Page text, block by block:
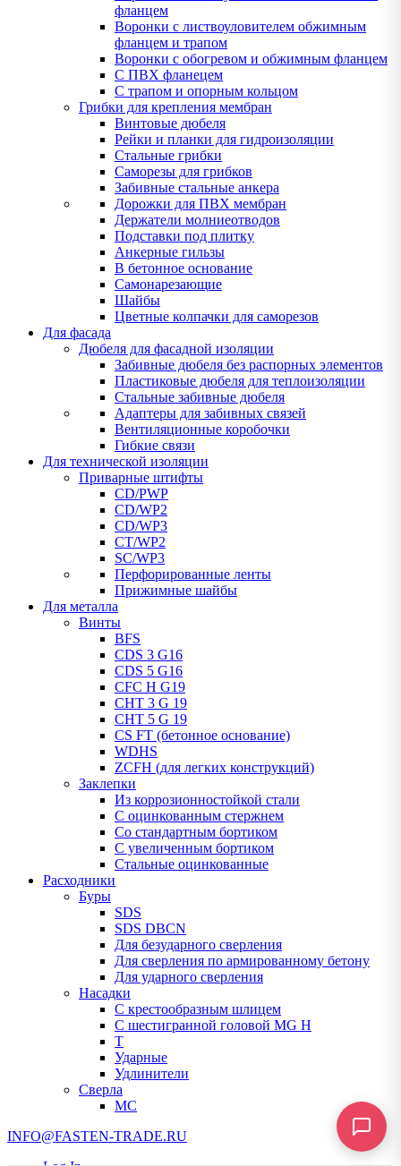
фланцем
Воронки с листвоуловителем обжимным
фланцем и трапом
Воронки с обогревом и обжимным фланцем
С ПВХ фланецем
С трапом и опорным кольцом
Грибки для крепления мембран
Винтовые дюбеля
Рейки и планки для гидроизоляции
Стальные грибки
Саморезы для грибков
Забивные стальные анкера
Дорожки для ПВХ мембран
Держатели молниеотводов
Подставки под плитку
Анкерные гильзы
В бетонное основание
Самонарезающие
Шайбы
Цветные колпачки для саморезов
Для фасада
Дюбеля для фасадной изоляции
Забивные дюбеля без распорных элементов
Пластиковые дюбеля для теплоизоляции
Стальные забивные дюбеля
Адаптеры для забивных связей
Вентиляционные коробочки
Гибкие связи
Для технической изоляции
Приварные штифты
CD/PWP
CD/WP2
CD/WP3
CT/WP2
SC/WP3
Перфорированные ленты
Прижимные шайбы
Для металла
Винты
BFS
CDS 3 G16
CDS 5 G16
CFC H G19
CHT 3 G 19
CHT 5 G 19
CS FT (бетонное основание)
WDHS
ZCFH (для легких конструкций)
Заклепки
Из коррозионностойкой стали
С оцинкованным стержнем
Со стандартным бортиком
С увеличенным бортиком
Стальные оцинкованные
Расходники
Буры
SDS
SDS DBCN
Для безударного сверления
Для сверления по армированному бетону
Для ударного сверления
Насадки
С крестообразным шлицем
С шестигранной головой MG H
T
Ударные
Удлинители
Сверла
МС
INFO@FASTEN-TRADE.RU